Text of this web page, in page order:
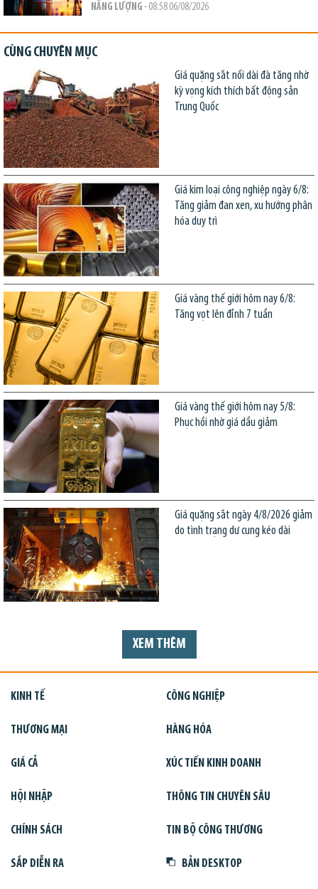
NĂNG LƯỢNG - 08:58 06/08/2026
CÙNG CHUYÊN MỤC
Giá quặng sắt nối dài đà tăng nhờ
kỳ vọng kích thích bất động sản
Trung Quốc
Giá kim loại công nghiệp ngày 6/8:
Tăng giảm đan xen, xu hướng phân
hóa duy trì
Giá vàng thế giới hôm nay 6/8:
Tăng vọt lên đỉnh 7 tuần
Giá vàng thế giới hôm nay 5/8:
Phục hồi nhờ giá dầu giảm
Giá quặng sắt ngày 4/8/2026 giảm
do tình trạng dư cung kéo dài
XEM THÊM
KINH TẾ CÔNG NGHIỆP
THƯƠNG MẠI HÀNG HÓA
GIÁ CẢ XÚC TIẾN KINH DOANH
HỘI NHẬP THÔNG TIN CHUYÊN SÂU
CHÍNH SÁCH TIN BỘ CÔNG THƯƠNG
SẮP DIỄN RA BẢN DESKTOP